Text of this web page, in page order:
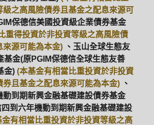
級之高風險債券且基金之配息來源可
保德信美國投資級企業債券基金
重得投資於非投資等級之高風險債
來源可能為本金) 、玉山全球生態友
基金(原PGIM保德信全球生態友善
金) (本基金有相當比重投資於非投資
券且基金之配息來源可能為本金) 、
動到期新興金融基礎建設債券基金
到六年機動到期新興金融基礎建設
金有相當比重投資於非投資等級之高